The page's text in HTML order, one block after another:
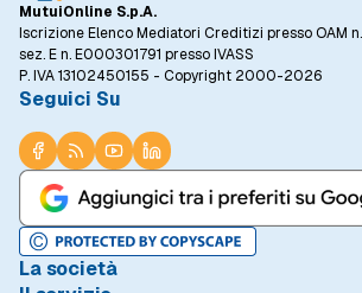
MutuiOnline S.p.A.
Iscrizione Elenco Mediatori Creditizi presso OAM
sez. E n. E000301791 presso IVASS
P. IVA 13102450155 - Copyright 2000-2026
Seguici Su
La società